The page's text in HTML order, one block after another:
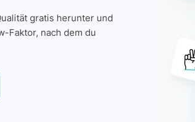
gratis herunter und
Faktor, nach dem du